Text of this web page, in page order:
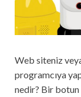
Web siteniz
programcıya
nedir? Bir botun